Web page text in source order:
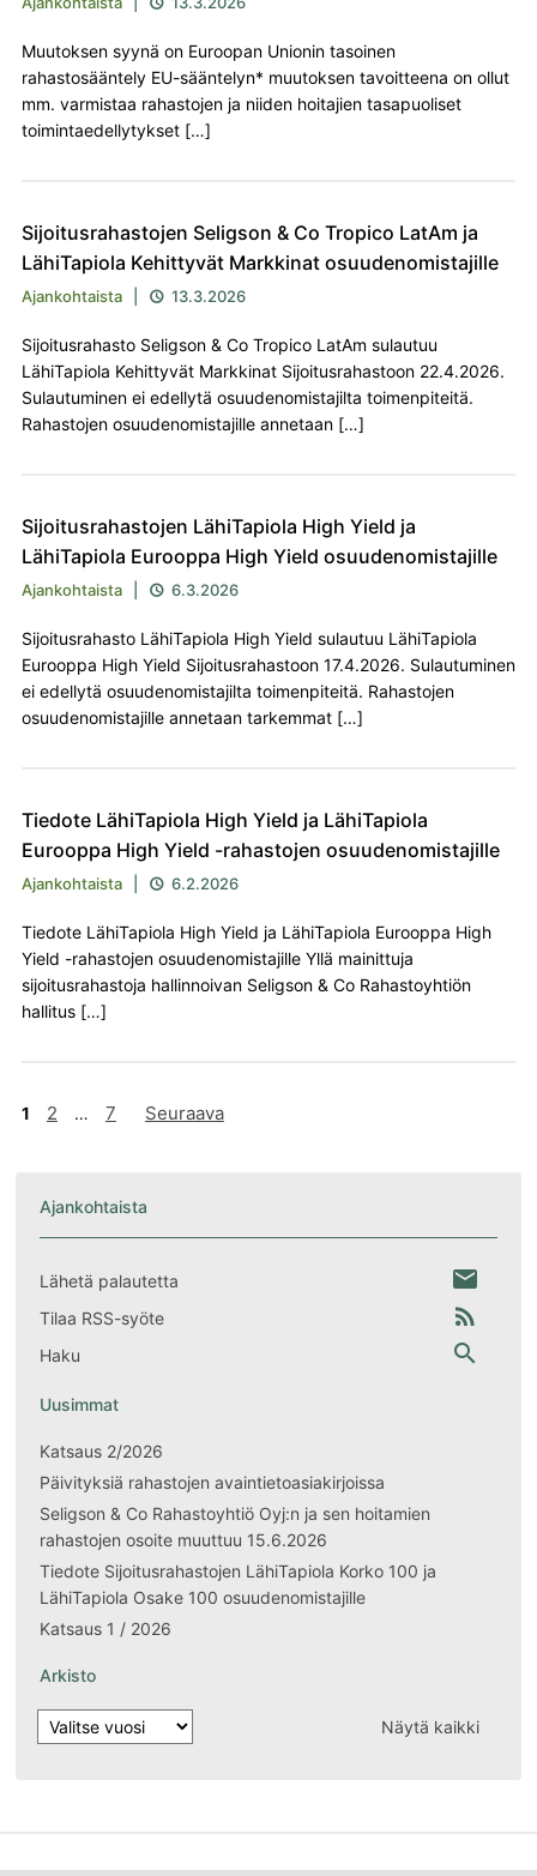

Muutoksen syynä on Euroopan Unionin tasoinen
rahastosääntely EU-sääntelyn* muutoksen tavoitteena on ollut
mm. varmistaa rahastojen ja niiden hoitajien tasapuoliset
toimintaedellytykset […]
Sijoitusrahastojen Seligson & Co Tropico LatAm ja
LähiTapiola Kehittyvät Markkinat osuudenomistajille
Ajankohtaista 13.3.2026
Sijoitusrahasto Seligson & Co Tropico LatAm sulautuu
LähiTapiola Kehittyvät Markkinat Sijoitusrahastoon 22.4.2026.
Sulautuminen ei edellytä osuudenomistajilta toimenpiteitä.
Rahastojen osuudenomistajille annetaan […]
Sijoitusrahastojen LähiTapiola High Yield ja
LähiTapiola Eurooppa High Yield osuudenomistajille
Ajankohtaista 6.3.2026
Sijoitusrahasto LähiTapiola High Yield sulautuu LähiTapiola
Eurooppa High Yield Sijoitusrahastoon 17.4.2026. Sulautuminen
ei edellytä osuudenomistajilta toimenpiteitä. Rahastojen
osuudenomistajille annetaan tarkemmat […]
Tiedote LähiTapiola High Yield ja LähiTapiola
Eurooppa High Yield -rahastojen osuudenomistajille
Ajankohtaista 6.2.2026
Tiedote LähiTapiola High Yield ja LähiTapiola Eurooppa High
Yield -rahastojen osuudenomistajille Yllä mainittuja
sijoitusrahastoja hallinnoivan Seligson & Co Rahastoyhtiön
hallitus […]
Artikkelien
1 2 … 7 Seuraava
Ajankohtaista
Lähetä palautetta email
Tilaa RSS-syöte rss_feed
Haku search
Uusimmat
Katsaus 2/2026
Päivityksiä rahastojen avaintietoasiakirjoissa
Seligson & Co Rahastoyhtiö Oyj:n ja sen hoitamien
rahastojen osoite muuttuu 15.6.2026
Tiedote Sijoitusrahastojen LähiTapiola Korko 100 ja
LähiTapiola Osake 100 osuudenomistajille
Katsaus 1 / 2026
Arkisto
Näytä kaikki